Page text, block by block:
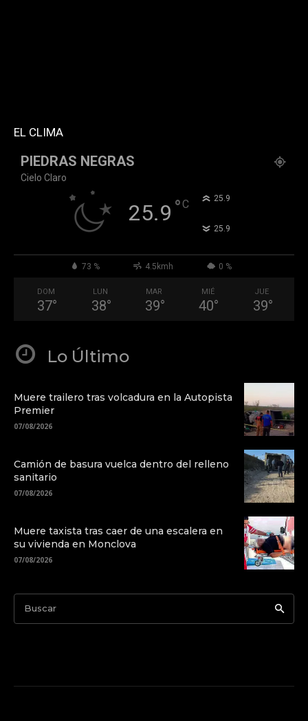
EL CLIMA
PIEDRAS NEGRAS
Cielo Claro
25.9 °C 25.9
25.9
73 % 4.5kmh 0 %
DOM
37°
LUN
38°
MAR
39°
MIÉ
40°
JUE
39°
Lo Último
Muere trailero tras volcadura en la Autopista
Premier
07/08/2026
Camión de basura vuelca dentro del relleno
sanitario
07/08/2026
Muere taxista tras caer de una escalera en
su vivienda en Monclova
07/08/2026
Buscar